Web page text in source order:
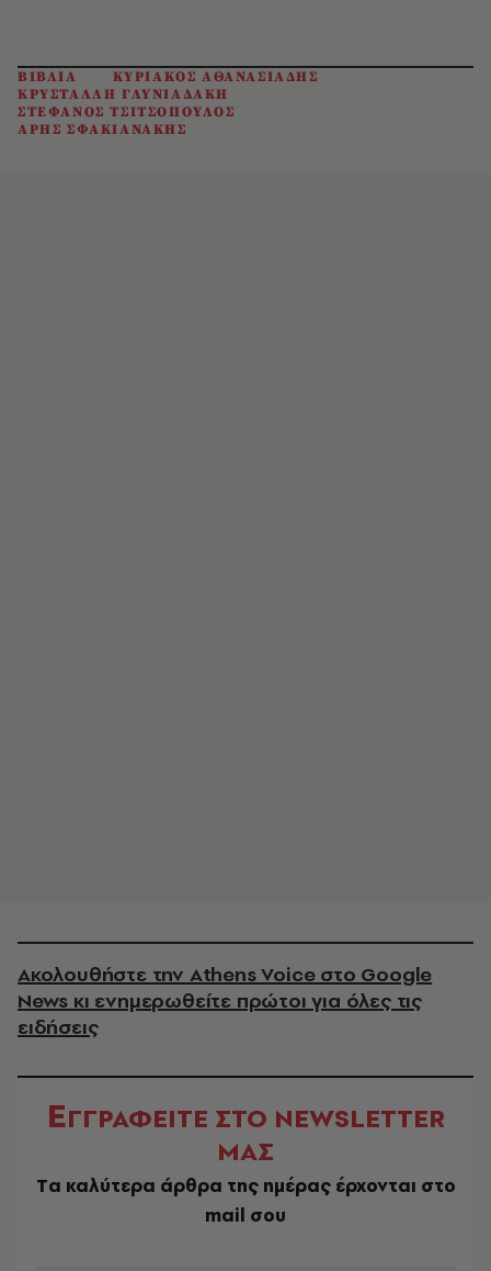
ΒΙΒΛΙΑ
ΚΥΡΙΑΚΟΣ ΑΘΑΝΑΣΙΑΔΗΣ
ΚΡΥΣΤΑΛΛΗ ΓΛΥΝΙΑΔΑΚΗ
ΣΤΕΦΑΝΟΣ ΤΣΙΤΣΟΠΟΥΛΟΣ
ΑΡΗΣ ΣΦΑΚΙΑΝΑΚΗΣ
Ακολουθήστε την Athens Voice στο Google
News κι ενημερωθείτε πρώτοι για όλες τις
ειδήσεις
ΕΓΓΡΑΦΕΙΤΕ ΣΤΟ NEWSLETTER
ΜΑΣ
Tα καλύτερα άρθρα της ημέρας έρχονται στο
mail σου